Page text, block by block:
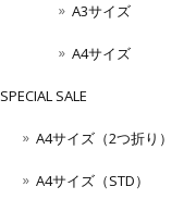
A3サイズ
A4サイズ
SPECIAL SALE
A4サイズ（2つ折り）
A4サイズ（STD）